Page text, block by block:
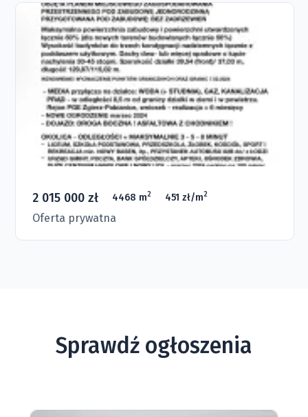
2 015 000 zł 4468 m2 451 zł/m2
Oferta prywatna
Sprawdź ogłoszenia